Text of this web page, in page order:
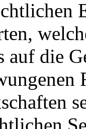
auf die